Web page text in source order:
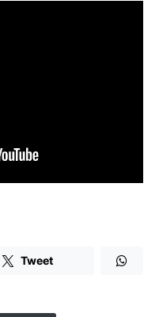
Tweet